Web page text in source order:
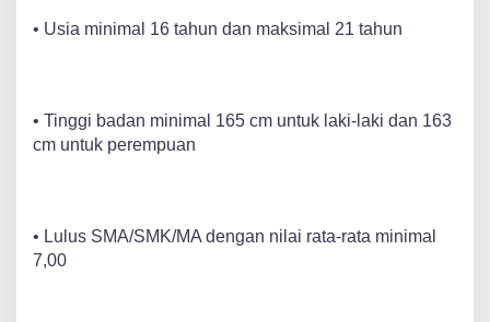
• Usia minimal 16 tahun dan maksimal 21 tahun
• Tinggi badan minimal 165 cm untuk laki-laki dan 163
cm untuk perempuan
• Lulus SMA/SMK/MA dengan nilai rata-rata minimal
7,00